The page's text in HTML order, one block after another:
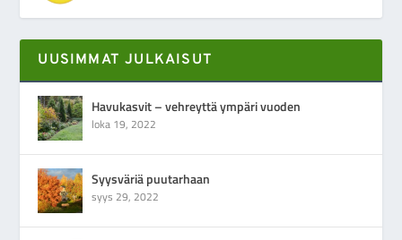
UUSIMMAT JULKAISUT
Havukasvit – vehreyttä ympäri vuoden
loka 19, 2022
Syysväriä puutarhaan
syys 29, 2022